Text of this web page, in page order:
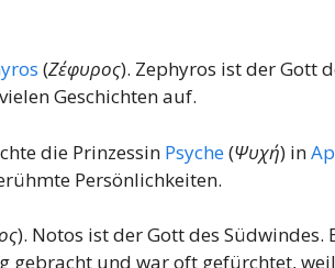
(Ζέφυρος). Zephyros ist der Gott
Geschichten auf.
die Prinzessin Psyche(Ψυχή) in
Persönlichkeiten.
). Notos ist der Gott des
gebracht und war oft gefürchtet,